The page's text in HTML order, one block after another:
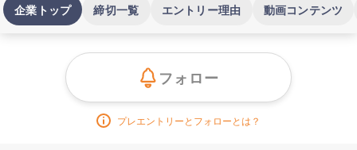
企業トップ 締切一覧 エントリー理由 動画コンテンツ
フォロー
プレエントリーとフォローとは？